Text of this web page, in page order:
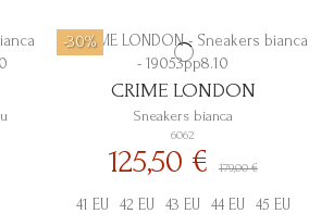
-30%
Sneakers bianca
CRIME LONDON
6062
125,50 €179,00 €
41 EU 42 EU 43 EU 44 EU 45 EU